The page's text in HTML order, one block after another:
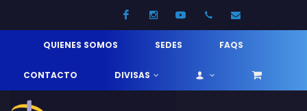
FacebookInstagramYoutube52 33 31210744
QUIENES SOMOS SEDES FAQS
CONTACTO DIVISAS